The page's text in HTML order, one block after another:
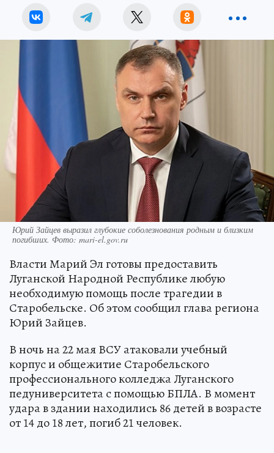
Юрий Зайцев выразил глубокие соболезнования родным и близким
погибших. Фото: mari-el.gov.ru
Власти Марий Эл готовы предоставить
Луганской Народной Республике любую
необходимую помощь после трагедии в
Старобельске. Об этом сообщил глава региона
Юрий Зайцев.
В ночь на 22 мая ВСУ атаковали учебный
корпус и общежитие Старобельского
профессионального колледжа Луганского
педуниверситета с помощью БПЛА. В момент
удара в здании находились 86 детей в возрасте
от 14 до 18 лет, погиб 21 человек.